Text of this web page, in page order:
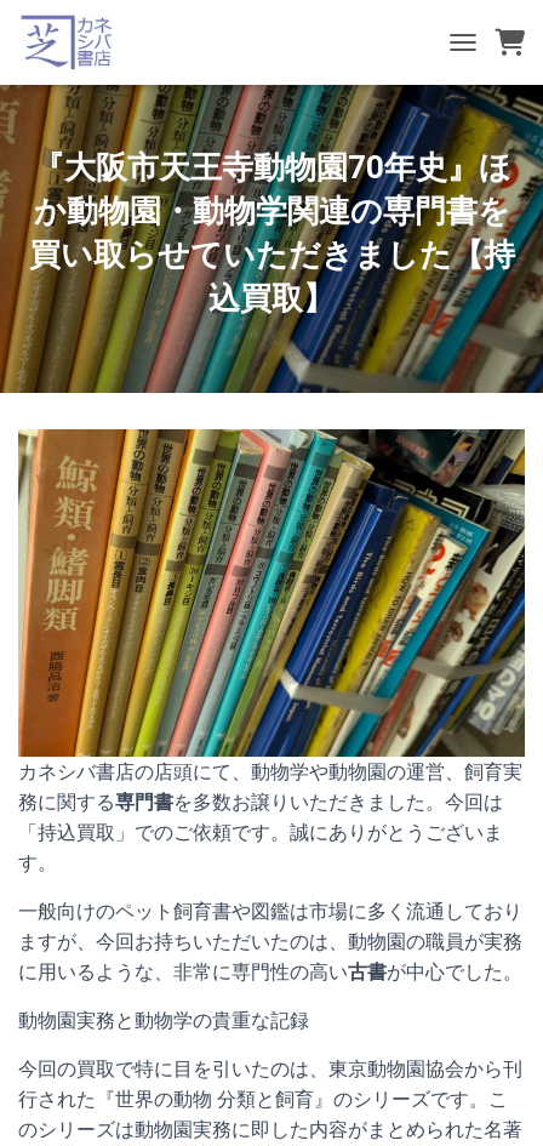
TOGGLE
『大阪市天王寺動物園70年史』ほ
か動物園・動物学関連の専門書を
買い取らせていただきました【持
込買取】
カネシバ書店の店頭にて、動物学や動物園の運営、飼育実
務に関する専門書を多数お譲りいただきました。今回は
「持込買取」でのご依頼です。誠にありがとうございま
す。
一般向けのペット飼育書や図鑑は市場に多く流通しており
ますが、今回お持ちいただいたのは、動物園の職員が実務
に用いるような、非常に専門性の高い古書が中心でした。
動物園実務と動物学の貴重な記録
今回の買取で特に目を引いたのは、東京動物園協会から刊
行された『世界の動物 分類と飼育』のシリーズです。こ
のシリーズは動物園実務に即した内容がまとめられた名著